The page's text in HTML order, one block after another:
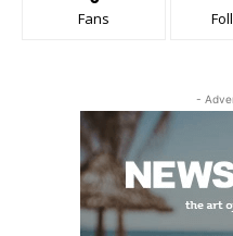
Fans
-